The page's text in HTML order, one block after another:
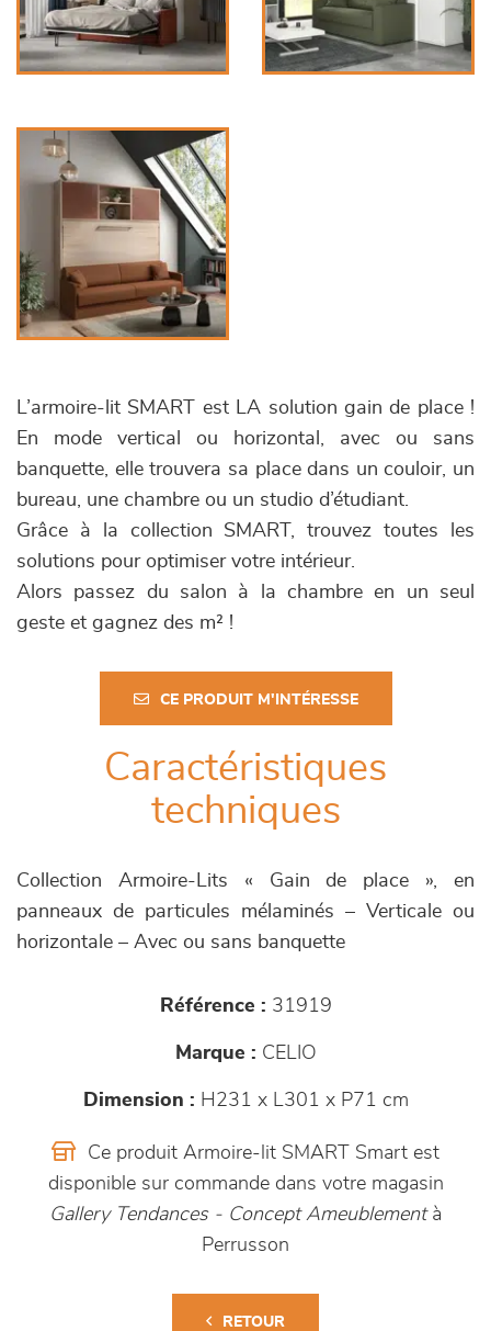
L’armoire-lit SMART est LA solution gain de place !
En mode vertical ou horizontal, avec ou sans
banquette, elle trouvera sa place dans un couloir, un
bureau, une chambre ou un studio d’étudiant.
Grâce à la collection SMART, trouvez toutes les
solutions pour optimiser votre intérieur.
Alors passez du salon à la chambre en un seul
geste et gagnez des m² !
CE PRODUIT M'INTÉRESSE
Caractéristiques
techniques
Collection Armoire-Lits « Gain de place », en
panneaux de particules mélaminés – Verticale ou
horizontale – Avec ou sans banquette
Référence : 31919
Marque : CELIO
Dimension : H231 x L301 x P71 cm
Ce produit Armoire-lit SMART Smart est
disponible sur commande dans votre magasin
Gallery Tendances - Concept Ameublement à
Perrusson
RETOUR